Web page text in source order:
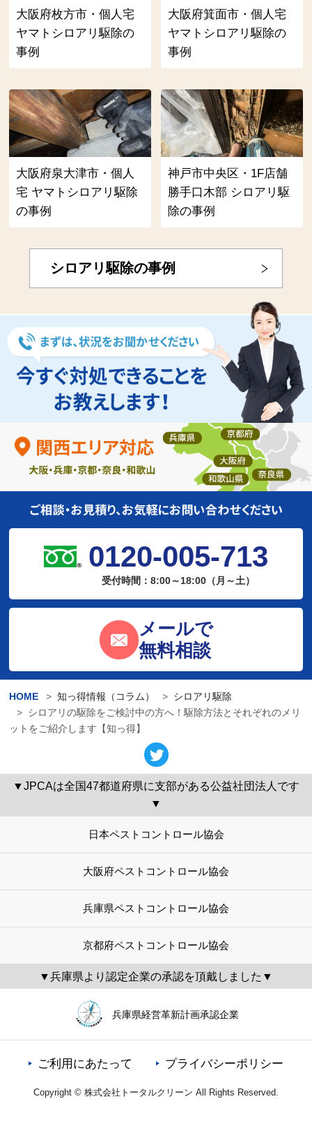
大阪府枚方市・個人宅
ヤマトシロアリ駆除の
事例
大阪府箕面市・個人宅
ヤマトシロアリ駆除の
事例
大阪府泉大津市・個人
宅 ヤマトシロアリ駆除
の事例
神戸市中央区・1F店舗
勝手口木部 シロアリ駆
除の事例
シロアリ駆除の事例
0120-005-713
受付時間：8:00～18:00（月～土）
メールで
無料相談
HOME 知っ得情報（コラム）
シロアリ駆除
シロアリの駆除をご検討中の方へ！駆除方法とそれぞれのメリ
ットをご紹介します【知っ得】
▼JPCAは全国47都道府県に支部がある公益社団法人です
▼
日本ペストコントロール協会
大阪府ペストコントロール協会
兵庫県ペストコントロール協会
京都府ペストコントロール協会
▼兵庫県より認定企業の承認を頂戴しました▼
兵庫県経営革新計画承認企業
ご利用にあたって プライバシーポリシー
Copyright © 株式会社トータルクリーン All Rights Reserved.